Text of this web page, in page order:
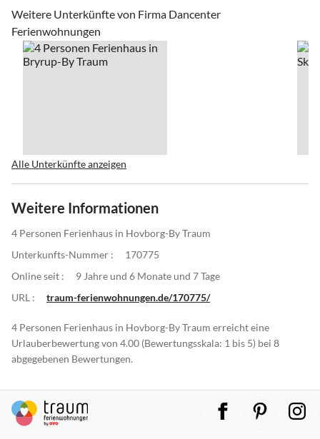
Weitere Unterkünfte von Firma Dancenter
Ferienwohnungen
Alle Unterkünfte anzeigen
Weitere Informationen
4 Personen Ferienhaus in Hovborg-By Traum
Unterkunfts-Nummer :
170775
Online seit :
9 Jahre und 6 Monate und 7 Tage
URL :
traum-ferienwohnungen.de/170775/
4 Personen Ferienhaus in Hovborg-By Traum erreicht eine
Urlauberbewertung von 4.00 (Bewertungsskala: 1 bis 5) bei 8
abgegebenen Bewertungen.